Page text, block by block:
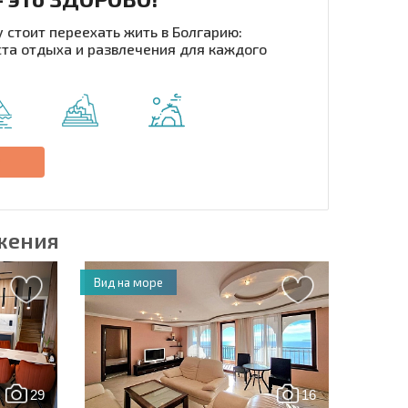
| Нажимая кнопку, вы разрешаете
Отправить сообщение
переехать жить в Болгарию:
отдыха и развлечения для каждого
29 16
Вид на море